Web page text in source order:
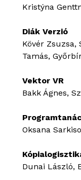
Kristýna
Diák Verzió
Kövér Zsuzsa,
Tamás,
Vektor VR
Bakk Ágnes,
Oksana
Dunai László,